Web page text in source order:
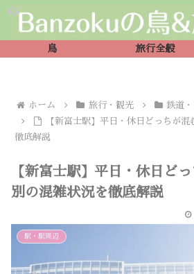
鳥 旅行全般
ホーム 旅行・観光 鉄道
【新富士駅】平日・休日どっちが
徹底解説
【新富士駅】平日・休日ど
別の混雑状況を徹底解説
駅・駅周辺